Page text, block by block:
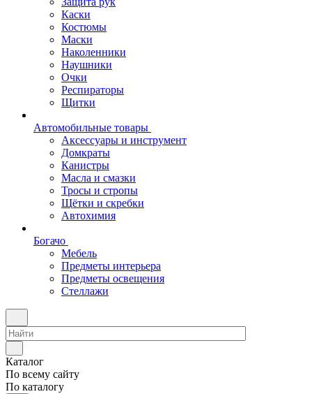
Каски
Костюмы
Маски
Наколенники
Наушники
Очки
Респираторы
Щитки
Автомобильные товары
Аксессуары и инструмент
Домкраты
Канистры
Масла и смазки
Тросы и стропы
Щётки и скребки
Автохимия
Богачо
Мебель
Предметы интерьера
Предметы освещения
Стеллажи
Каталог
По всему сайту
По каталогу